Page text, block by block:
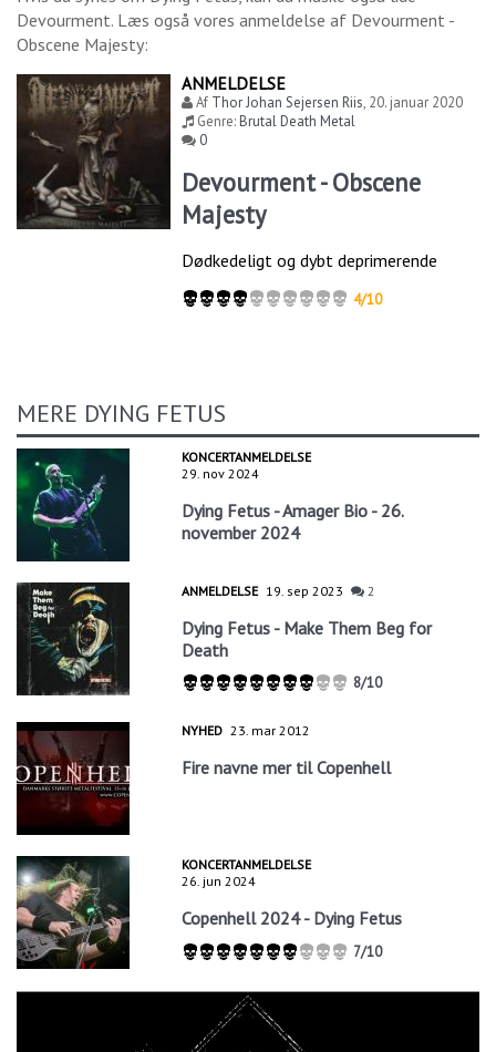
Devourment. Læs også vores anmeldelse af Devourment -
Obscene Majesty:
ANMELDELSE
Af Thor Johan Sejersen Riis, 20. januar 2020
Genre:Brutal Death Metal
0
Devourment - Obscene
Majesty
Dødkedeligt og dybt deprimerende
4/10
MERE DYING FETUS
KONCERTANMELDELSE
29. nov 2024
Dying Fetus - Amager Bio - 26.
november 2024
ANMELDELSE 19. sep 2023 2
Dying Fetus - Make Them Beg for
Death
8/10
NYHED 23. mar 2012
Fire navne mer til Copenhell
KONCERTANMELDELSE
26. jun 2024
Copenhell 2024 - Dying Fetus
7/10